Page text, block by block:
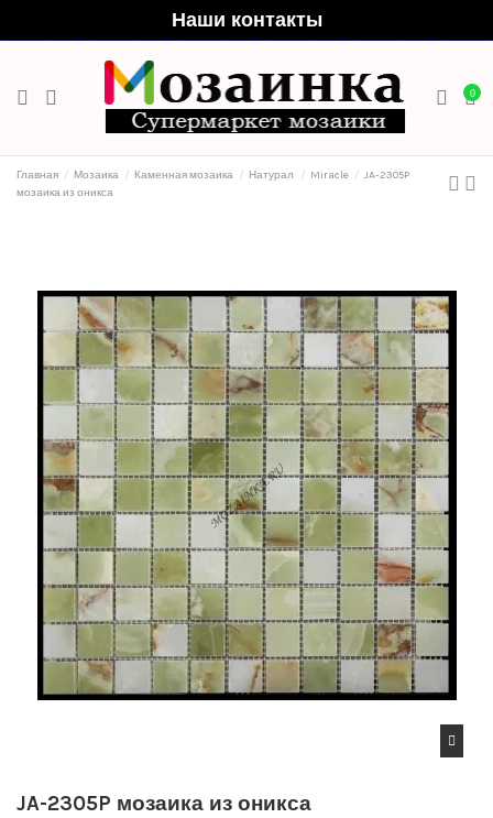
Наши контакты
0
Главная Мозаика Каменная мозаика Натурал Miracle
JA-2305P
мозаика из оникса
JA-2305P мозаика из оникса